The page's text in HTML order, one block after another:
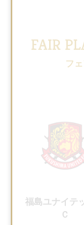
FAIR
フ
福島ユナイテ
Ｃ